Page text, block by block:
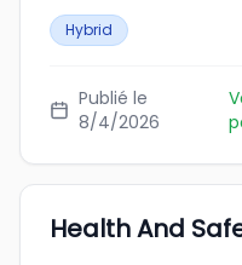
Hybrid
Publié le
8/4/2026
Health And